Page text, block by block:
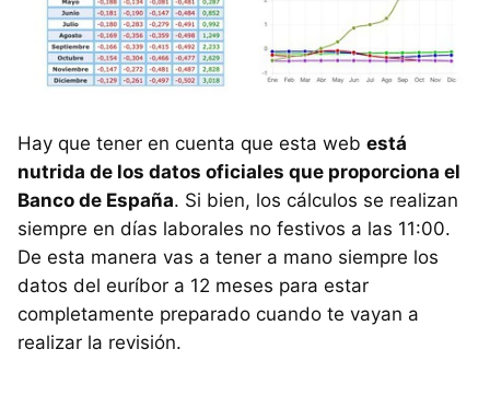
Hay que tener en cuenta que esta web está
nutrida de los datos oficiales que proporciona el
Banco de España. Si bien, los cálculos se realizan
siempre en días laborales no festivos a las 11:00.
De esta manera vas a tener a mano siempre los
datos del euríbor a 12 meses para estar
completamente preparado cuando te vayan a
realizar la revisión.